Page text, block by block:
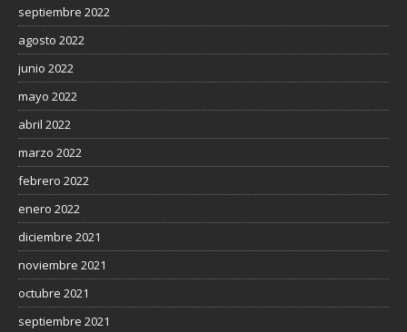
septiembre 2022
agosto 2022
junio 2022
mayo 2022
abril 2022
marzo 2022
febrero 2022
enero 2022
diciembre 2021
noviembre 2021
octubre 2021
septiembre 2021